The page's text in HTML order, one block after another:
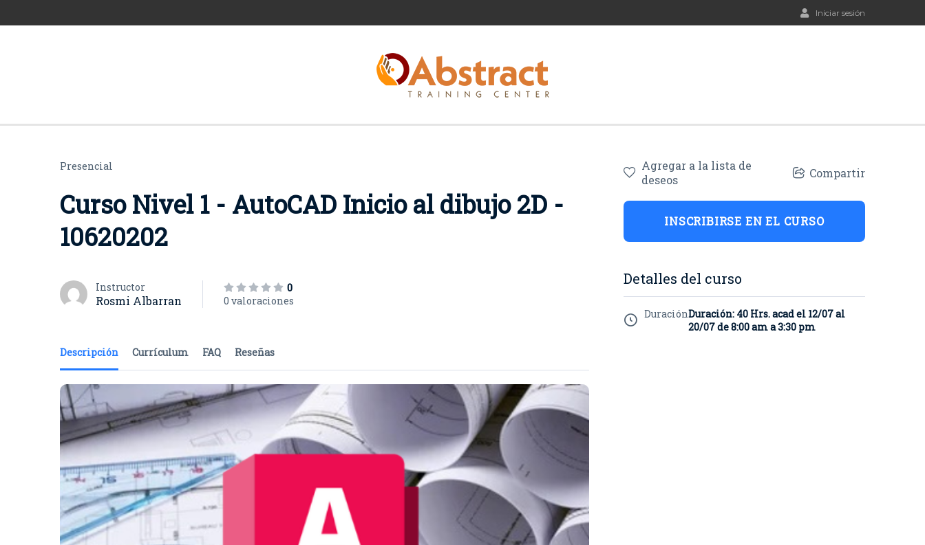
Iniciar sesión
Presencial
Curso Nivel 1 - AutoCAD Inicio al dibujo 2D -
10620202
Instructor
Rosmi Albarran
0
0 valoraciones
Descripción Currículum FAQ Reseñas
Agregar a la lista de
deseos
Compartir
INSCRIBIRSE EN EL CURSO
Detalles del curso
DuraciónDuración: 40 Hrs. acad el 12/07 al
20/07 de 8:00 am a 3:30 pm